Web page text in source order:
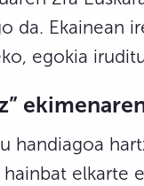
da. Ekainean
egokia
handiagoa
elkarte